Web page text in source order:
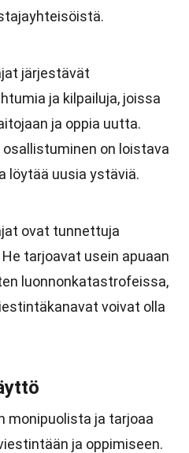
järjestävät
ja kilpailuja, joissa
ja oppia uutta.
on loistava
löytää uusia ystäviä.
ovat tunnettuja
tarjoavat usein apuaan
luonnonkatastrofeissa,
voivat olla
monipuolista ja tarjoaa
ja oppimiseen.